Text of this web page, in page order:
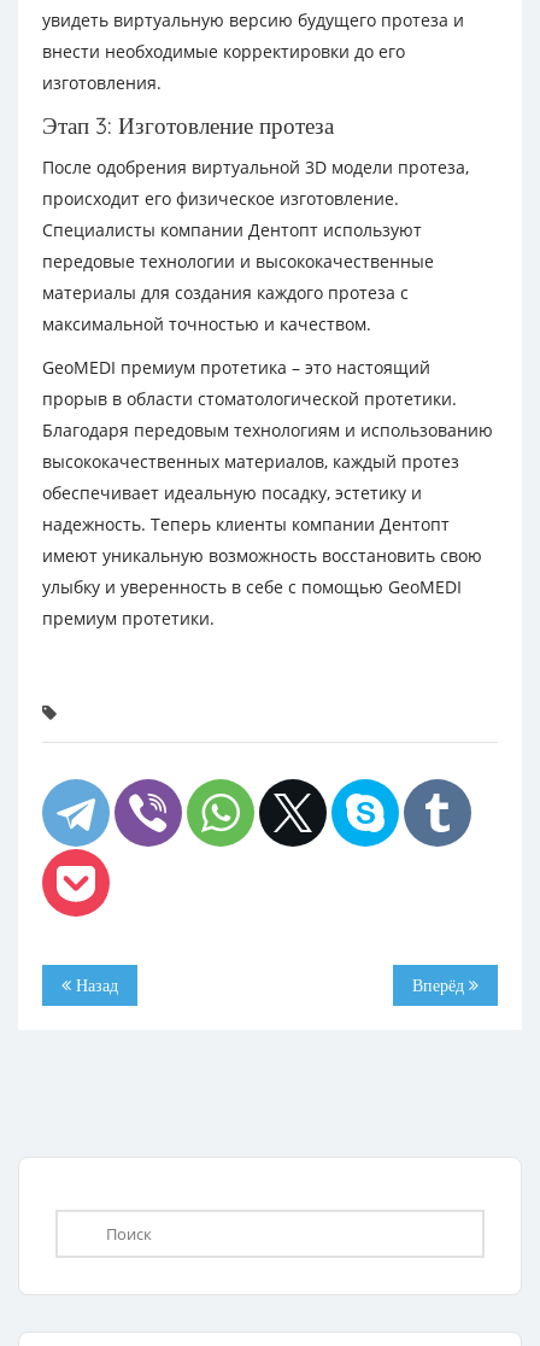
увидеть виртуальную версию будущего протеза и
внести необходимые корректировки до его
изготовления.
Этап 3: Изготовление протеза
После одобрения виртуальной 3D модели протеза,
происходит его физическое изготовление.
Специалисты компании Дентопт используют
передовые технологии и высококачественные
материалы для создания каждого протеза с
максимальной точностью и качеством.
GeoMEDI премиум протетика – это настоящий
прорыв в области стоматологической протетики.
Благодаря передовым технологиям и использованию
высококачественных материалов, каждый протез
обеспечивает идеальную посадку, эстетику и
надежность. Теперь клиенты компании Дентопт
имеют уникальную возможность восстановить свою
улыбку и уверенность в себе с помощью GeoMEDI
премиум протетики.
Назад Вперёд